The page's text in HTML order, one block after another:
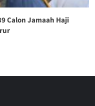
Calon Jamaah Haji